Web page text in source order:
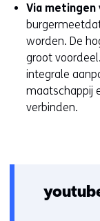
Via metingen
worden. De
groot
integrale
maatschappij
verbinden.